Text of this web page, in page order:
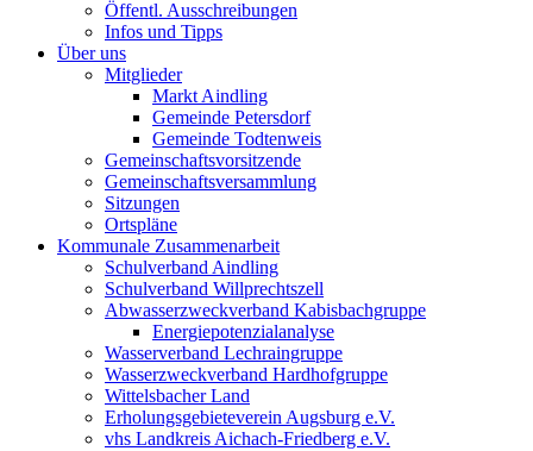
Öffentl. Ausschreibungen
Infos und Tipps
Über uns
Mitglieder
Markt Aindling
Gemeinde Petersdorf
Gemeinde Todtenweis
Gemeinschaftsvorsitzende
Gemeinschaftsversammlung
Sitzungen
Ortspläne
Kommunale Zusammenarbeit
Schulverband Aindling
Schulverband Willprechtszell
Abwasserzweckverband Kabisbachgruppe
Energiepotenzialanalyse
Wasserverband Lechraingruppe
Wasserzweckverband Hardhofgruppe
Wittelsbacher Land
Erholungsgebieteverein Augsburg e.V.
vhs Landkreis Aichach-Friedberg e.V.